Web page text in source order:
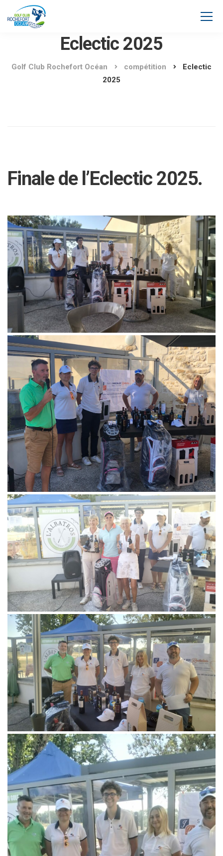
Eclectic 2025
Golf Club Rochefort Océan compétition
Eclectic
2025
Finale de l’Eclectic 2025.